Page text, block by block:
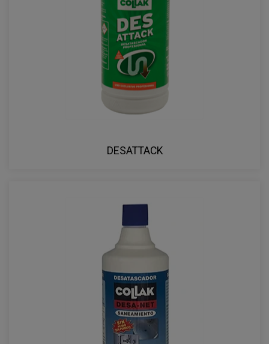
DESATTACK